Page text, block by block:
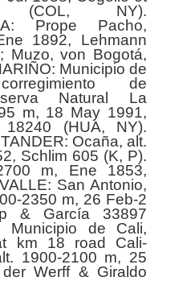
NY).
Prope Pacho,
1892, Lehmann
Muzo, von Bogotá,
Municipio de
de
Natural La
m, 18 May 1991,
(HUA, NY).
Ocaña, alt.
Schlim 605 (K, P).
m, Ene 1853,
San Antonio,
2350 m, 26 Feb-2
& García 33897
Municipio de Cali,
km 18 road Cali-
1900-2100 m, 25
Werff & Giraldo